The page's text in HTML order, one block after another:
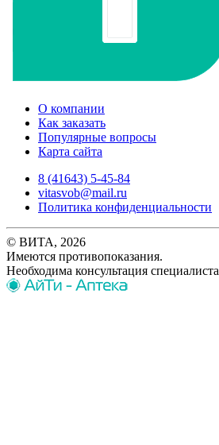
О компании
Как заказать
Популярные вопросы
Карта сайта
8 (41643) 5-45-84
vitasvob@mail.ru
Политика конфиденциальности
© ВИТА, 2026
Имеются противопоказания.
Необходима консультация специалиста